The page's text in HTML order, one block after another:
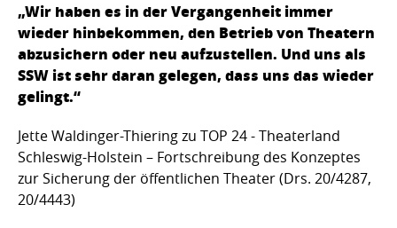
„Wir haben es in der Vergangenheit immer
wieder hinbekommen, den Betrieb von Theatern
abzusichern oder neu aufzustellen. Und uns als
SSW ist sehr daran gelegen, dass uns das wieder
gelingt.“
Jette Waldinger-Thiering zu TOP 24 - Theaterland
Schleswig-Holstein – Fortschreibung des Konzeptes
zur Sicherung der öffentlichen Theater (Drs. 20/4287,
20/4443)